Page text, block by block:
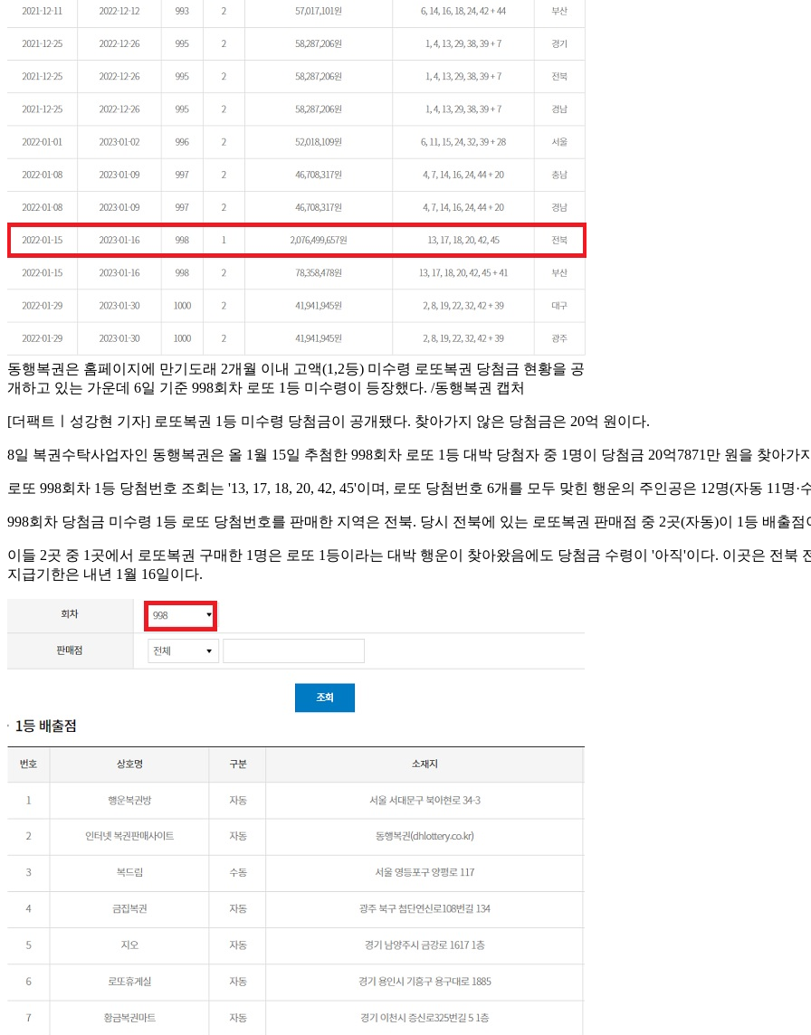
동행복권은 홈페이지에 만기도래 2개월 이내 고액(1,2등) 미수령 로또복권 당첨금 현황을 공
개하고 있는 가운데 6일 기준 998회차 로또 1등 미수령이 등장했다. /동행복권 캡처
[더팩트ㅣ성강현 기자] 로또복권 1등 미수령 당첨금이 공개됐다. 찾아가지 않은 당첨금은 20억 원이다.
8일 복권수탁사업자인 동행복권은 올 1월 15일 추첨한 998회차 로또 1등 대박 당첨자 중 1명이 당첨금 20억7871만 원을 찾아가
로또 998회차 1등 당첨번호 조회는 '13, 17, 18, 20, 42, 45'이며, 로또 당첨번호 6개를 모두 맞힌 행운의 주인공은 12명(자동 11명·
998회차 당첨금 미수령 1등 로또 당첨번호를 판매한 지역은 전북. 당시 전북에 있는 로또복권 판매점 중 2곳(자동)이 1등 배출점
이들 2곳 중 1곳에서 로또복권 구매한 1명은 로또 1등이라는 대박 행운이 찾아왔음에도 당첨금 수령이 '아직'이다. 이곳은 전북
지급기한은 내년 1월 16일이다.